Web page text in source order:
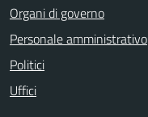
Organi di governo
Personale amministrativo
Politici
Uffici